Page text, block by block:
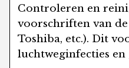
Controleren en
voorschriften van
Toshiba, etc.). Dit
luchtweginfecties